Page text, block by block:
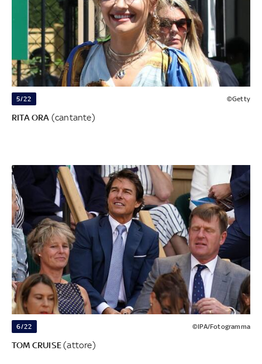
5/22 ©Getty
RITA ORA (cantante)
6/22 ©IPA/Fotogramma
TOM CRUISE(attore)